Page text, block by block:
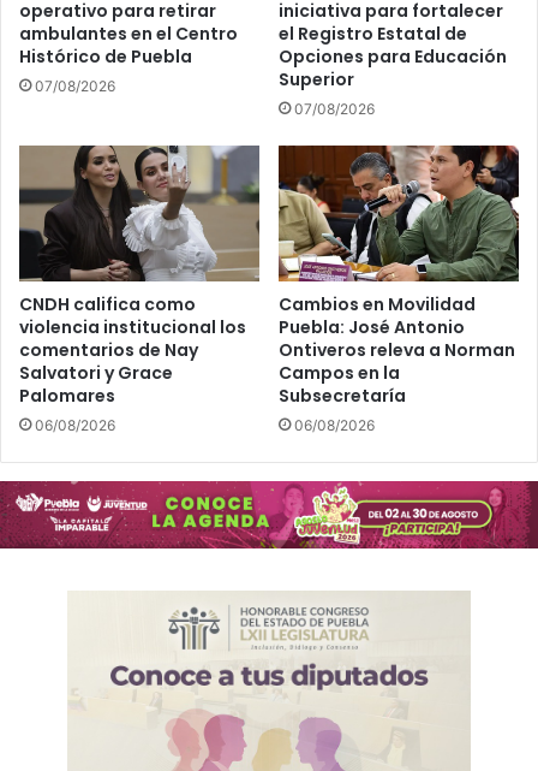
operativo para retirar
ambulantes en el Centro
Histórico de Puebla
07/08/2026
iniciativa para fortalecer
el Registro Estatal de
Opciones para Educación
Superior
07/08/2026
CNDH califica como
violencia institucional los
comentarios de Nay
Salvatori y Grace
Palomares
06/08/2026
Cambios en Movilidad
Puebla: José Antonio
Ontiveros releva a Norman
Campos en la
Subsecretaría
06/08/2026